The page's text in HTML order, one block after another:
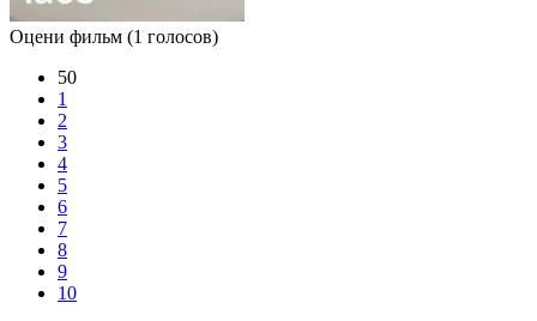
Оцени фильм (1 голосов)
50
1
2
3
4
5
6
7
8
9
10